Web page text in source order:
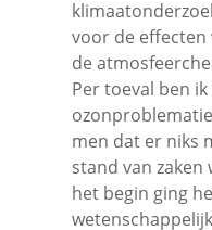
voor de effecten
de
Per toeval ben
men dat er niks
stand van
het begin ging